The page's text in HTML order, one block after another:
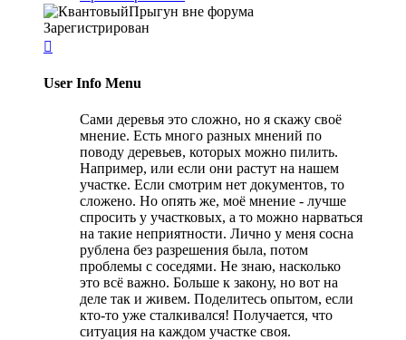
Зарегистрирован

User Info Menu
Сами деревья это сложно, но я скажу своё
мнение. Есть много разных мнений по
поводу деревьев, которых можно пилить.
Например, или если они растут на нашем
участке. Если смотрим нет документов, то
сложено. Но опять же, моё мнение - лучше
спросить у участковых, а то можно нарваться
на такие неприятности. Лично у меня сосна
рублена без разрешения была, потом
проблемы с соседями. Не знаю, насколько
это всё важно. Больше к закону, но вот на
деле так и живем. Поделитесь опытом, если
кто-то уже сталкивался! Получается, что
ситуация на каждом участке своя.